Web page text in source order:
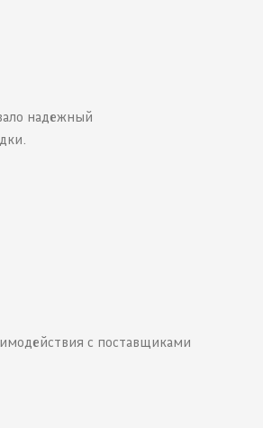
надежный
с поставщиками